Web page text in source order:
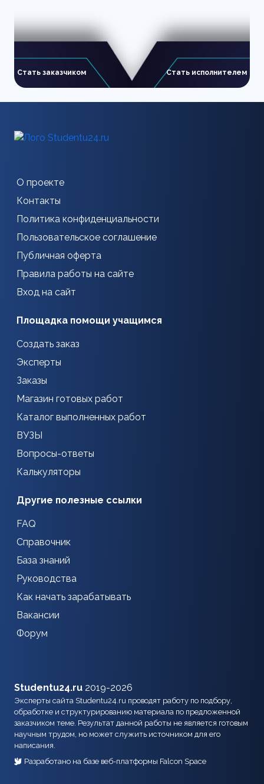
Стать заказчиком Стать исполнителем
О проекте
Контакты
Политика конфиденциальности
Пользовательское соглашение
Публичная оферта
Правила работы на сайте
Вход на сайт
Площадка помощи учащимся
Создать заказ
Эксперты
Заказы
Магазин готовых работ
Каталог выполненных работ
ВУЗЫ
Вопросы-ответы
Калькуляторы
Другие полезные ссылки
FAQ
Справочник
База знаний
Руководства
Как начать зарабатывать
Вакансии
Форум
Studentu24.ru 2019-2026
Эксперты сайта Studentu24.ru проводят работу по подбору,
обработке и структурированию материала по предложенной
заказчиком теме. Результат данной работы не является готовым
научным трудом, но может служить источником для его
написания.
Разработано на базе веб-платформы Falcon Space